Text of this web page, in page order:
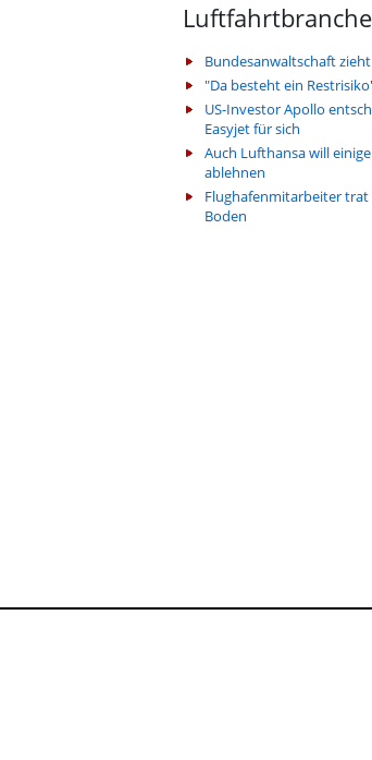
Luftfahrtbranche
Bundesanwaltschaft
"Da besteht ein
US-Investor Apollo
Easyjet für sich
Auch Lufthansa will
ablehnen
Flughafenmitarbeiter
Boden